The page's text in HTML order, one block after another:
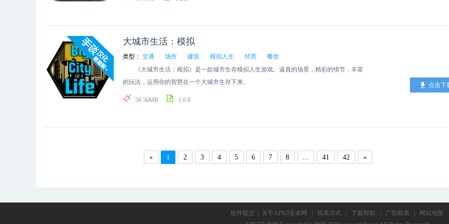
大城市生活：模拟
类型： 交通 场所 建筑 模拟人生 经营
餐饮
《大城市生活：模拟》是一款城市生存模拟人生游戏。逼真的场景，精彩的情节，丰富
的玩法，运用你的智慧在一个大城市生存下来。
58.56MB 1.0.8
点击下
« 1 2 3 4 5 6 7 8 ... 41 42 »
软件提交 关于APK8安卓网 联系方式 下载帮助 广告联系
网站地图